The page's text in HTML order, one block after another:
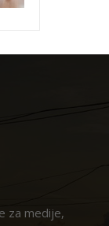
za medije,